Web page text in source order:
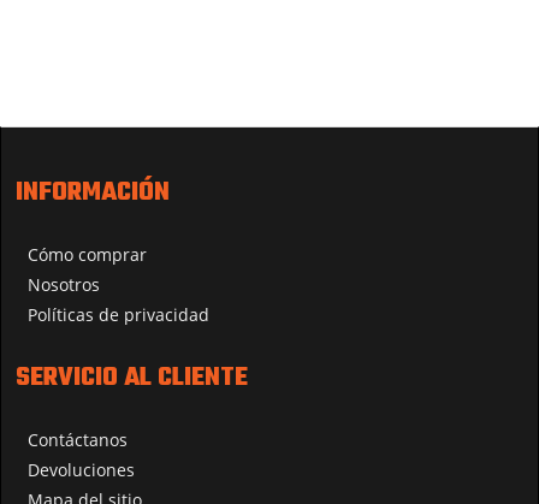
INFORMACIÓN
Cómo comprar
Nosotros
Políticas de privacidad
SERVICIO AL CLIENTE
Contáctanos
Devoluciones